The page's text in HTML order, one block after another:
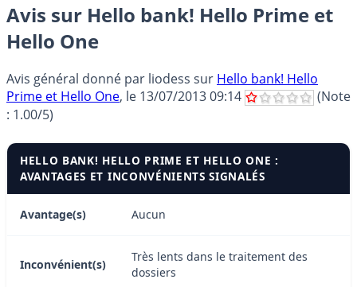
Avis sur Hello bank! Hello Prime et
Hello One
Avis général donné par liodess sur Hello bank! Hello
Prime et Hello One, le 13/07/2013 09:14
(Note
: 1.00/5)
HELLO BANK! HELLO PRIME ET HELLO ONE :
AVANTAGES ET INCONVÉNIENTS SIGNALÉS
Avantage(s) Aucun
Inconvénient(s)
Très lents dans le traitement des
dossiers